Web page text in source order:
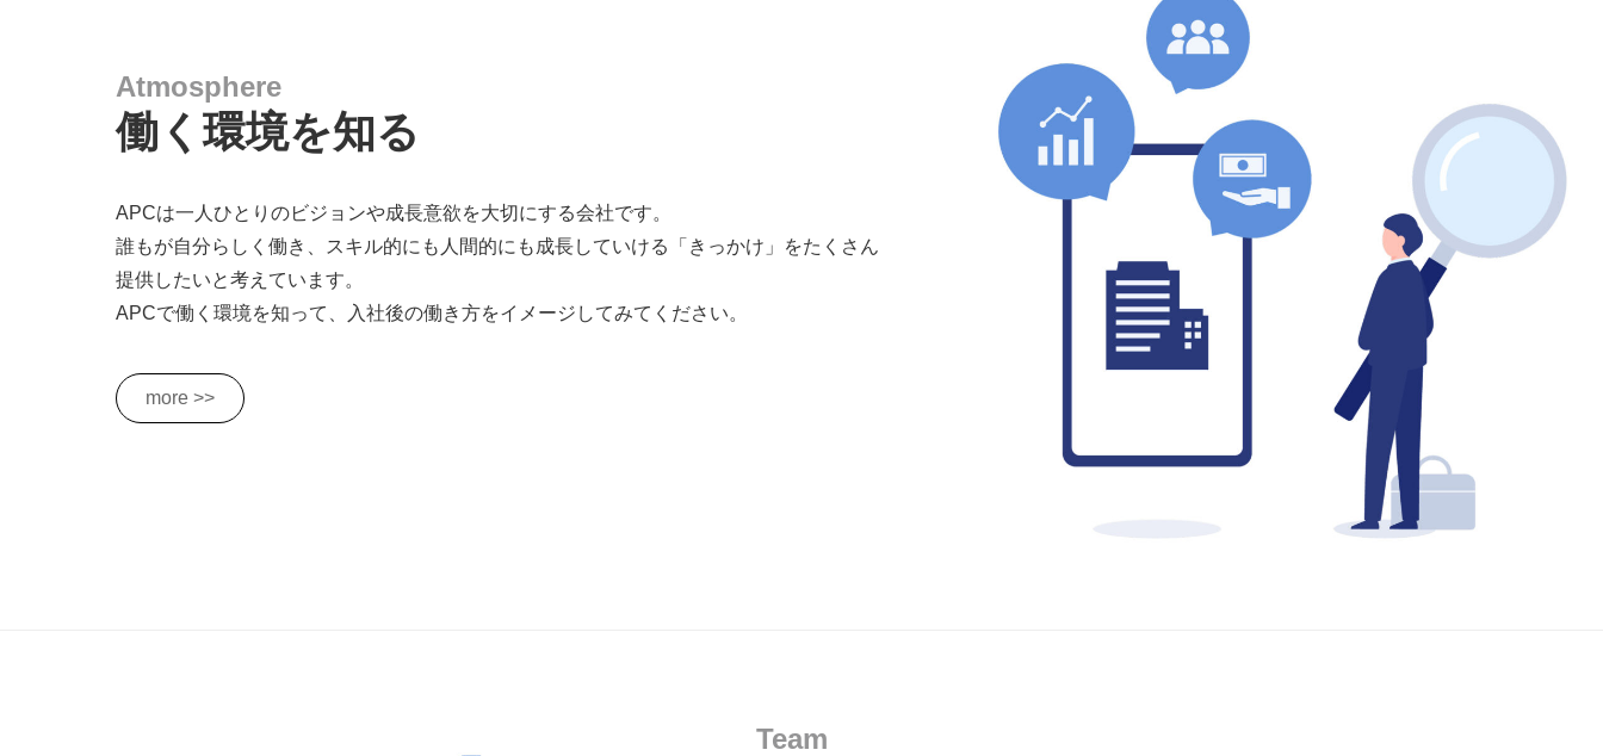
Atmosphere
働く環境を知る
APCは一人ひとりのビジョンや成長意欲を大切にする会社です。
誰もが自分らしく働き、スキル的にも人間的にも成長していける「きっかけ」をたくさん
提供したいと考えています。
APCで働く環境を知って、入社後の働き方をイメージしてみてください。
more >>
Team